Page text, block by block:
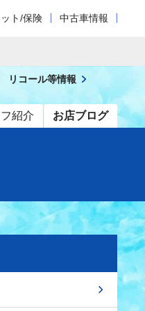
ト/保険 中古車情報
紹介 お店ブログ
リコール等情報